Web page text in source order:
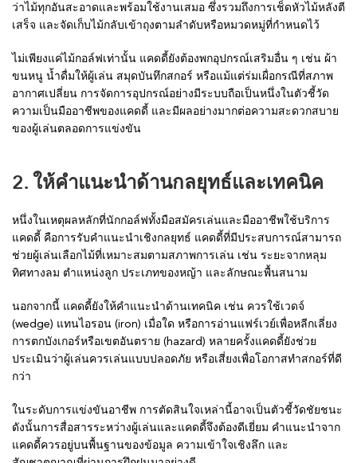
ว่าไม้ทุกอันสะอาดและพร้อมใช้งานเสมอ ซึ่งรวมถึงการเช็ดหัวไม้หลังตี
เสร็จ และจัดเก็บไม้กลับเข้าถุงตามลำดับหรือหมวดหมู่ที่กำหนดไว้
ไม่เพียงแค่ไม้กอล์ฟเท่านั้น แคดดี้ยังต้องพกอุปกรณ์เสริมอื่น ๆ เช่น ผ้า
ขนหนู น้ำดื่มให้ผู้เล่น สมุดบันทึกสกอร์ หรือแม้แต่ร่มเผื่อกรณีที่สภาพ
อากาศเปลี่ยน การจัดการอุปกรณ์อย่างมีระบบถือเป็นหนึ่งในตัวชี้วัด
ความเป็นมืออาชีพของแคดดี้ และมีผลอย่างมากต่อความสะดวกสบาย
ของผู้เล่นตลอดการแข่งขัน
2. ให้คำแนะนำด้านกลยุทธ์และเทคนิค
หนึ่งในเหตุผลหลักที่นักกอล์ฟทั้งมือสมัครเล่นและมืออาชีพใช้บริการ
แคดดี้ คือการรับคำแนะนำเชิงกลยุทธ์ แคดดี้ที่มีประสบการณ์สามารถ
ช่วยผู้เล่นเลือกไม้ที่เหมาะสมตามสภาพการเล่น เช่น ระยะจากหลุม
ทิศทางลม ตำแหน่งลูก ประเภทของหญ้า และลักษณะพื้นสนาม
นอกจากนี้ แคดดี้ยังให้คำแนะนำด้านเทคนิค เช่น ควรใช้เวดจ์
(wedge) แทนไอรอน (iron) เมื่อใด หรือการอ่านแฟร์เวย์เพื่อหลีกเลี่ยง
การตกบังเกอร์หรือเขตอันตราย (hazard) หลายครั้งแคดดี้ยังช่วย
ประเมินว่าผู้เล่นควรเล่นแบบปลอดภัย หรือเสี่ยงเพื่อโอกาสทำสกอร์ที่ดี
กว่า
ในระดับการแข่งขันอาชีพ การตัดสินใจเหล่านี้อาจเป็นตัวชี้วัดชัยชนะ
ดังนั้นการสื่อสารระหว่างผู้เล่นและแคดดี้จึงต้องดีเยี่ยม คำแนะนำจาก
แคดดี้ควรอยู่บนพื้นฐานของข้อมูล ความเข้าใจเชิงลึก และ